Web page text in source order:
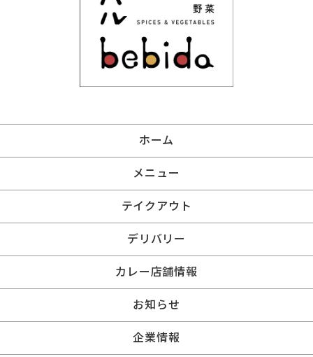
ホーム
メニュー
テイクアウト
デリバリー
カレー店舗情報
お知らせ
企業情報